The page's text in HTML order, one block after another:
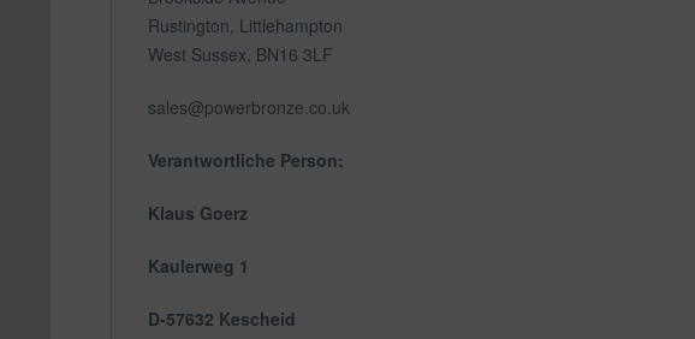
Rustington, Littlehampton
West Sussex, BN16 3LF
sales@powerbronze.co.uk
Verantwortliche Person:
Klaus Goerz
Kaulerweg 1
D-57632 Kescheid